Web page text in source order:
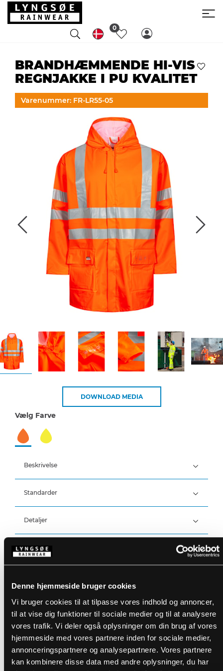
Denne hjemmeside bruger cookies
Vi bruger cookies til at tilpasse vores indhold og annoncer,
til at vise dig funktioner til sociale medier og til at analysere
vores trafik. Vi deler også oplysninger om din brug af vores
hjemmeside med vores partnere inden for sociale medier,
annonceringspartnere og analysepartnere. Vores partnere
kan kombinere disse data med andre oplysninger, du har
0
BRANDHÆMMENDE HI-VIS
REGNJAKKE I PU KVALITET
Varenummer: FR-LR55-05
DOWNLOAD MEDIA
Vælg Farve
Beskrivelse
100% Polyester, PU belægning, 210 g/m²
Vind- og vandtæt
Standarder
Detaljer
Stor hætte som passer over hjelm
To frontlommer
Produktdata
DB-nummer: 2110459
EAN: 5708217001319
Vaskeanvisninger
Anvend ikke skyllemiddel
Anvend ikke blegemidler
DOWNLOAD PRODUKTBLAD
DOWNLOAD TIL ANDRE SPROG